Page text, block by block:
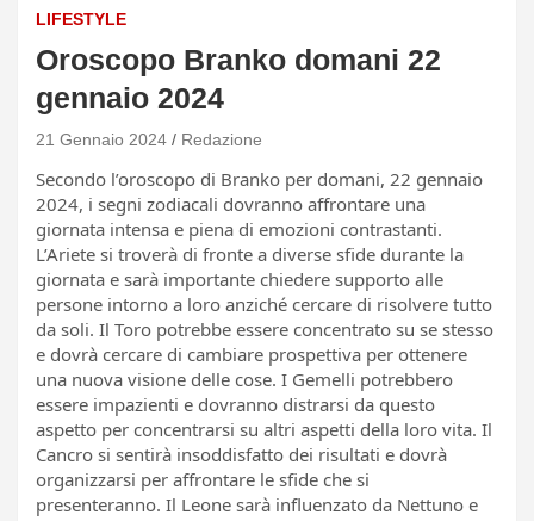
LIFESTYLE
Oroscopo Branko domani 22
gennaio 2024
21 Gennaio 2024 Redazione
Secondo l’oroscopo di Branko per domani, 22 gennaio
2024, i segni zodiacali dovranno affrontare una
giornata intensa e piena di emozioni contrastanti.
L’Ariete si troverà di fronte a diverse sfide durante la
giornata e sarà importante chiedere supporto alle
persone intorno a loro anziché cercare di risolvere tutto
da soli. Il Toro potrebbe essere concentrato su se stesso
e dovrà cercare di cambiare prospettiva per ottenere
una nuova visione delle cose. I Gemelli potrebbero
essere impazienti e dovranno distrarsi da questo
aspetto per concentrarsi su altri aspetti della loro vita. Il
Cancro si sentirà insoddisfatto dei risultati e dovrà
organizzarsi per affrontare le sfide che si
presenteranno. Il Leone sarà influenzato da Nettuno e